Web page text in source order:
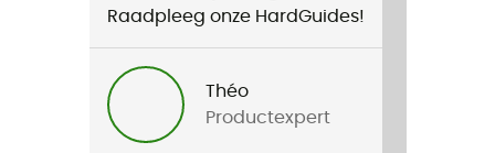
Escalante Racer 2
Distance d'entrainement hebdomadaire
Raadpleeg onze HardGuides!
Théo
Productexpert